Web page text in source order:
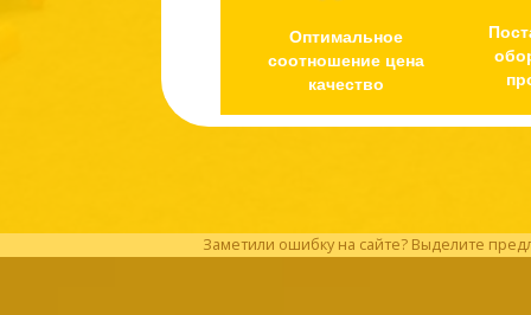
Оптимальное
соотношение цена
качество
Заметили ошибку на сайте? Выделите